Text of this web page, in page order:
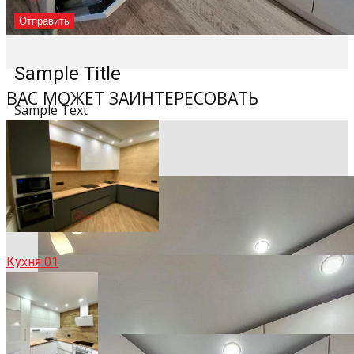
Sample Title
Sample Text
ВАС МОЖЕТ ЗАИНТЕРЕСОВАТЬ
Кухня 01